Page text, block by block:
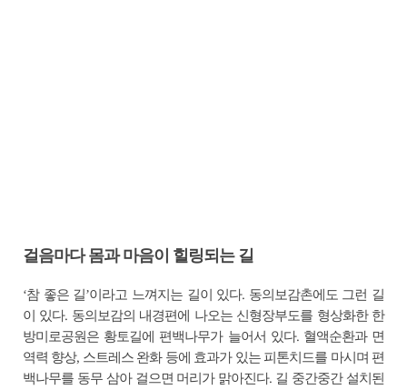
걸음마다 몸과 마음이 힐링되는 길
‘참 좋은 길’이라고 느껴지는 길이 있다. 동의보감촌에도 그런 길
이 있다. 동의보감의 내경편에 나오는 신형장부도를 형상화한 한
방미로공원은 황토길에 편백나무가 늘어서 있다. 혈액순환과 면
역력 향상, 스트레스 완화 등에 효과가 있는 피톤치드를 마시며 편
백나무를 동무 삼아 걸으면 머리가 맑아진다. 길 중간중간 설치된